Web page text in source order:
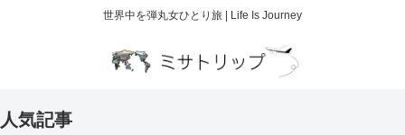
世界中を弾丸女ひとり旅 | Life Is Journey
人気記事